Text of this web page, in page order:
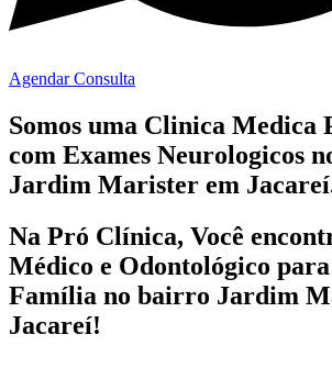
Agendar Consulta
Somos uma Clinica Medica
com Exames Neurologicos
Jardim Marister em
Na Pró Clínica, Você
Médico e Odontológico para
Família no bairro Jardim
Jacareí!